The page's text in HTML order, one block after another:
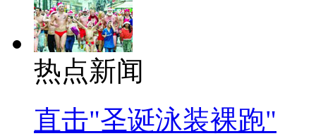
热点新闻
直击"圣诞泳装裸跑"